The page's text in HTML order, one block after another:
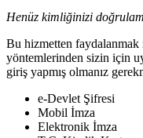
Henüz kimliğinizi
Bu hizmetten
yöntemlerinden sizin için
giriş yapmış olmanız
e-Devlet Şifresi
Mobil İmza
Elektronik İmza